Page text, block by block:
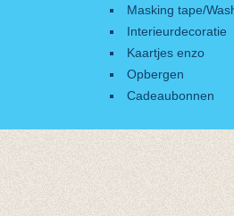
Masking tape/
Interieurdecoratie
Kaartjes enzo
Opbergen
Cadeaubonnen